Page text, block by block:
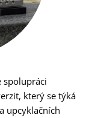
spolupráci
který se týká
upcyklačních